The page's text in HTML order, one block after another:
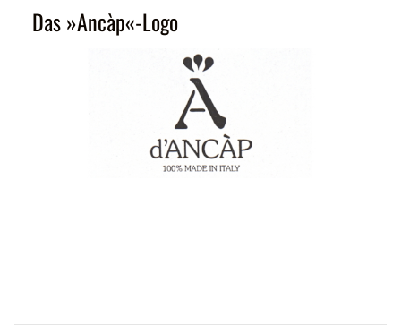
Das »Ancàp«-Logo